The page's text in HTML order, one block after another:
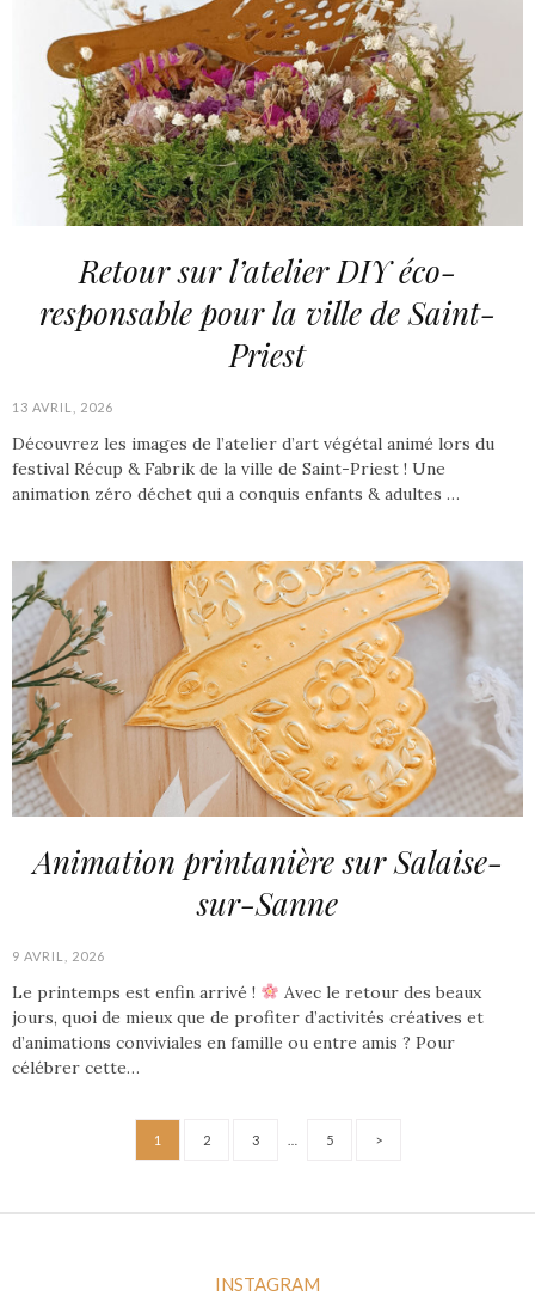
Retour sur l’atelier DIY éco-
responsable pour la ville de Saint-
Priest
13 AVRIL, 2026
Découvrez les images de l’atelier d’art végétal animé lors du
festival Récup & Fabrik de la ville de Saint-Priest ! Une
animation zéro déchet qui a conquis enfants & adultes …
Animation printanière sur Salaise-
sur-Sanne
9 AVRIL, 2026
Le printemps est enfin arrivé !
Avec le retour des beaux
jours, quoi de mieux que de profiter d’activités créatives et
d’animations conviviales en famille ou entre amis ? Pour
célébrer cette…
1 2 3 5 >
INSTAGRAM